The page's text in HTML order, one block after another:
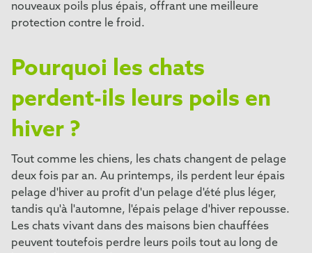
nouveaux poils plus épais, offrant une meilleure
protection contre le froid.
Pourquoi les chats
perdent-ils leurs poils en
hiver ?
Tout comme les chiens, les chats changent de pelage
deux fois par an. Au printemps, ils perdent leur épais
pelage d'hiver au profit d'un pelage d'été plus léger,
tandis qu'à l'automne, l'épais pelage d'hiver repousse.
Les chats vivant dans des maisons bien chauffées
peuvent toutefois perdre leurs poils tout au long de